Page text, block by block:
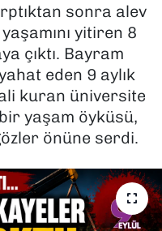
sonra alev
yitiren 8
çıktı. Bayram
eden 9 aylık
kuran üniversite
yaşam öyküsü,
önüne serdi.